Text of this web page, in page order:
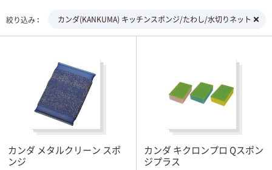
絞り込み カンダ(KANKUMA) キッチンスポンジ/たわし/水切りネット
カンダ メタルクリーン スポ
ンジ
カンダ キクロンプロ Qスポン
ジプラス